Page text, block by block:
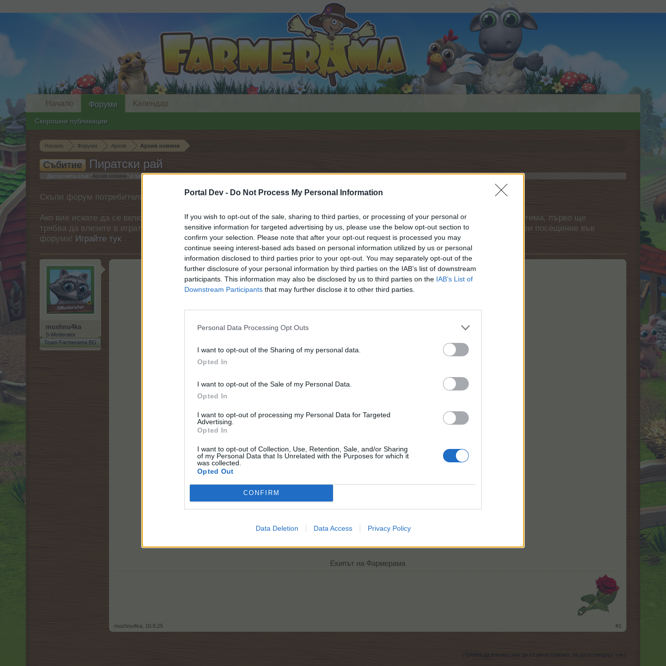
Portal Dev - Do Not Process My Personal Information
If you wish to opt-out of the sale, sharing to third parties, or processing of your personal or
sensitive information for targeted advertising by us, please use the below opt-out section to
confirm your selection. Please note that after your opt-out request is processed you may
continue seeing interest-based ads based on personal information utilized by us or personal
information disclosed to third parties prior to your opt-out. You may separately opt-out of the
further disclosure of your personal information by third parties on the IAB’s list of downstream
participants. This information may also be disclosed by us to third parties on the IAB’s List of
Downstream Participants that may further disclose it to other third parties.
Personal Data Processing Opt Outs
I want to opt-out of the Sharing of my personal data.
Opted In
I want to opt-out of the Sale of my Personal Data.
Opted In
I want to opt-out of processing my Personal Data for Targeted
Advertising.
Opted In
I want to opt-out of Collection, Use, Retention, Sale, and/or Sharing
of my Personal Data that Is Unrelated with the Purposes for which it
was collected.
Opted Out
CONFIRM
Data Deletion Data Access Privacy Policy
Начало Форуми Архив Архив новини
Събитие Пиратски рай
Дискусията в/ъв " Архив новини " е започната отmushnu4kaна10.9.25.
Скъпи форум потребители,
Ако вие искате да се включите активно във форума и да участвате в дискусиите, или искате да започнете своя собствена тема, първо ще
трябва да влезете в играта. Моля, регистрирайте се, ако нямате собствен акаунт. Ние очакваме с нетърпение следващото ви посещение във
форума! Играйте тук
mushnu4ka
S-Moderator
Team Farmerama BG
Спрете, сухоземци!
Пиратите от залива Тортуга сърдечно ви канят в своето прекрасно пристанище.
Повече информация
Екипът на Фармерама​
mushnu4ka 10.9.25 #1
(Трябва да влезеш или да се регистрираш, за да отговаряш тук.)
Начало Форуми
Скорошни публикации
Календар